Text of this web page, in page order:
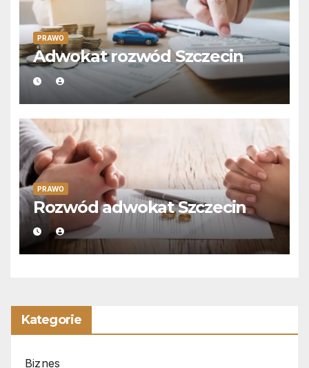
PRAWO
Adwokat rozwód Szczecin
PRAWO
Rozwód adwokat Szczecin
Kategorie
Biznes